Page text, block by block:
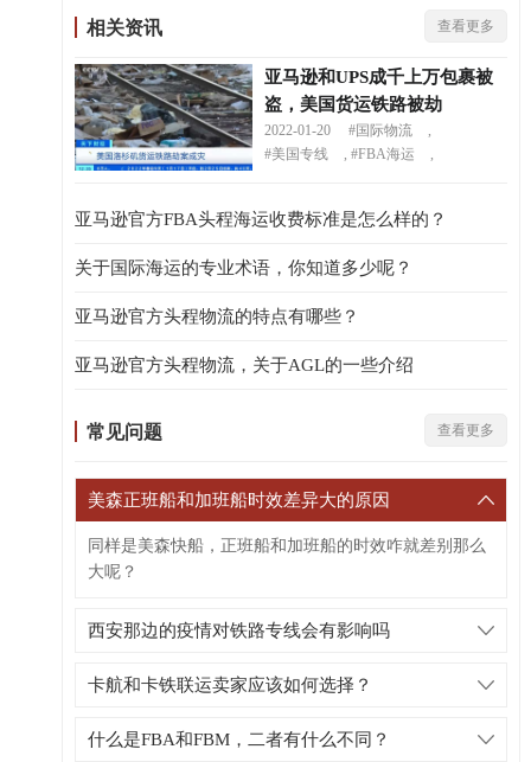
相关资讯 查看更多
亚马逊和UPS成千上万包裹被
盗，美国货运铁路被劫
2022-01-20 #国际物流
,
#美国专线
, #FBA海运 ,
亚马逊官方FBA头程海运收费标准是怎么样的？
关于国际海运的专业术语，你知道多少呢？
亚马逊官方头程物流的特点有哪些？
亚马逊官方头程物流，关于AGL的一些介绍
常见问题 查看更多
美森正班船和加班船时效差异大的原因
同样是美森快船，正班船和加班船的时效咋就差别那么
大呢？
西安那边的疫情对铁路专线会有影响吗
卡航和卡铁联运卖家应该如何选择？
什么是FBA和FBM，二者有什么不同？